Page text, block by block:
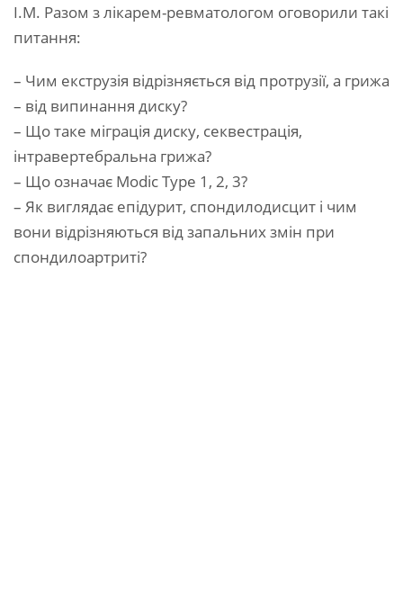
І.М. Разом з лікарем-ревматологом оговорили такі
питання:
– Чим екструзія відрізняється від протрузії, а грижа
– від випинання диску?
– Що таке міграція диску, секвестрація,
інтравертебральна грижа?
– Що означає Modic Type 1, 2, 3?
– Як виглядає епідурит, спондилодисцит і чим
вони відрізняються від запальних змін при
спондилоартриті?